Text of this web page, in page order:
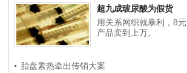
超九成玻尿酸为假货
用关系网织就暴利，8元
产品卖到上万。
胎盘素热牵出传销大案